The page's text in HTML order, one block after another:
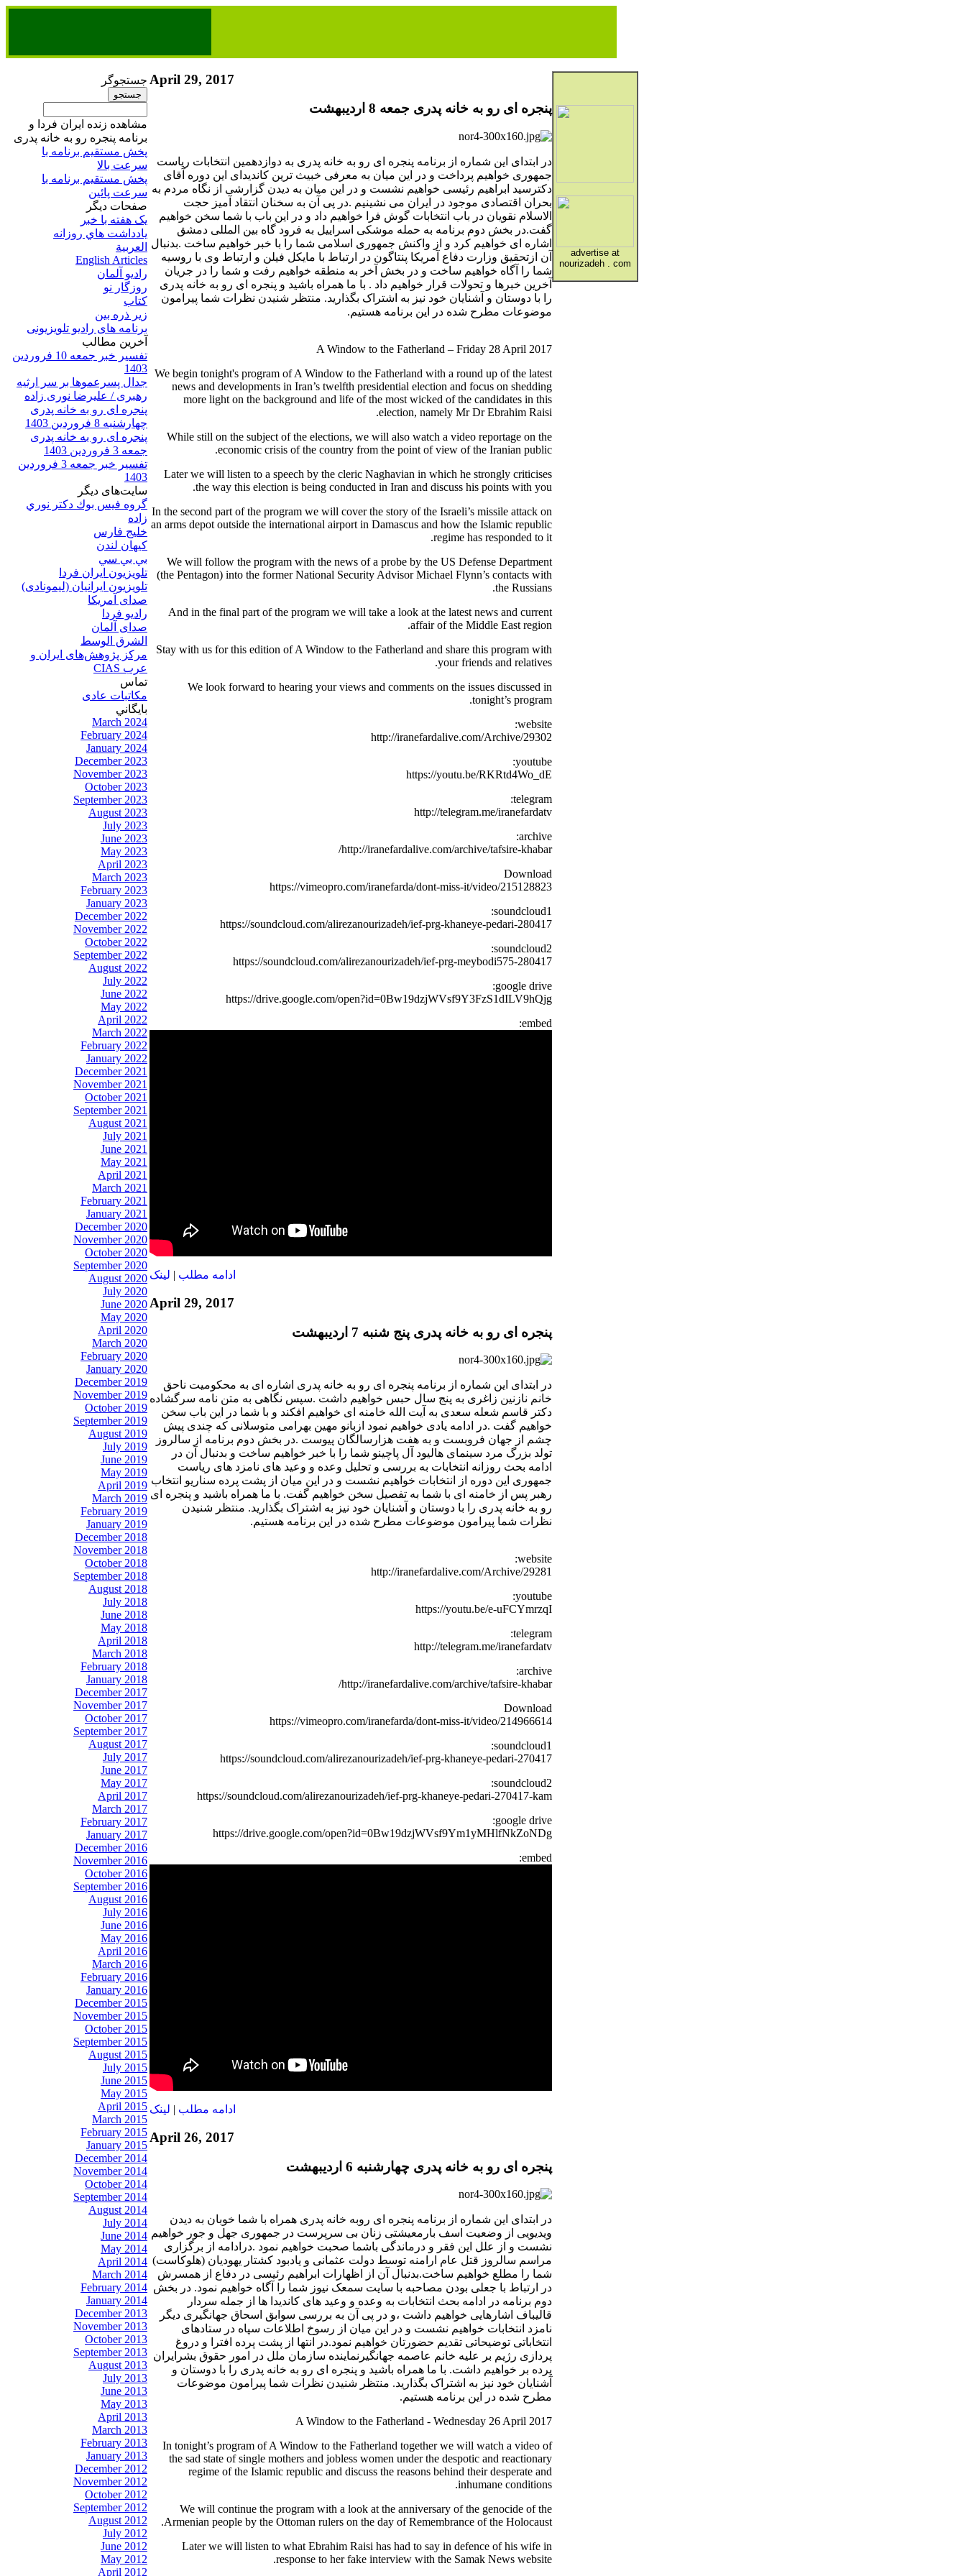
جستجوگر
مشاهده زنده ایران فردا و
برنامه پنجره رو به خانه پدری
پخش مستقیم برنامه‌ ​با
سرعت بالا
پخش مستقیم برنامه‌ ​با
سرعت پائین​
صفحات ديگر
يک هفته با خبر
يادداشت هاي روزانه
العربية
English Articles
راديو آلمان
روزگار نو
کتاب
زير ذره بين
برنامه های رادیو تلویزیونی
آخرين مطالب
تفسیر خبر جمعه 10 فروردین
1403
جدال پسرعموها بر سر ارثیه
رهبری / علیرضا نوری زاده
پنجره ای رو به خانه پدری
چهارشنبه 8 فروردین 1403
پنجره ای رو به خانه پدری
جمعه 3 فروردین 1403
تفسیر خبر جمعه 3 فروردین
1403
سایت‌های ديگر
گروه فيس بوك دكتر نوري
زاده
خلیج فارس
کيهان لندن
بي بي سي
تلویزیون ایران فردا
تلويزيون ايرانيان (ليمونادی)
صدای آمريکا
راديو فردا
صدای آلمان
الشرق الوسط
مرکز پژوهش‌های ايران و
عرب CIAS
تماس
مکاتبات عادی
بايگاني
March 2024
February 2024
January 2024
December 2023
November 2023
October 2023
September 2023
August 2023
July 2023
June 2023
May 2023
April 2023
March 2023
February 2023
January 2023
December 2022
November 2022
October 2022
September 2022
August 2022
July 2022
June 2022
May 2022
April 2022
March 2022
February 2022
January 2022
December 2021
November 2021
October 2021
September 2021
August 2021
July 2021
June 2021
May 2021
April 2021
March 2021
February 2021
January 2021
December 2020
November 2020
October 2020
September 2020
August 2020
July 2020
June 2020
May 2020
April 2020
March 2020
February 2020
January 2020
December 2019
November 2019
October 2019
September 2019
August 2019
July 2019
June 2019
May 2019
April 2019
March 2019
February 2019
January 2019
December 2018
November 2018
October 2018
September 2018
August 2018
July 2018
June 2018
May 2018
April 2018
March 2018
February 2018
January 2018
December 2017
November 2017
October 2017
September 2017
August 2017
July 2017
June 2017
May 2017
April 2017
March 2017
February 2017
January 2017
December 2016
November 2016
October 2016
September 2016
August 2016
July 2016
June 2016
May 2016
April 2016
March 2016
February 2016
January 2016
December 2015
November 2015
October 2015
September 2015
August 2015
July 2015
June 2015
May 2015
April 2015
March 2015
February 2015
January 2015
December 2014
November 2014
October 2014
September 2014
August 2014
July 2014
June 2014
May 2014
April 2014
March 2014
February 2014
January 2014
December 2013
November 2013
October 2013
September 2013
August 2013
July 2013
June 2013
May 2013
April 2013
March 2013
February 2013
January 2013
December 2012
November 2012
October 2012
September 2012
August 2012
July 2012
June 2012
May 2012
April 2012
April 29, 2017
پنجره ای رو به خانه پدری جمعه 8 اردیبهشت
در ابتدای این شماره از برنامه پنجره ای رو به خانه پدری به دوازدهمین انتخابات ریاست
جمهوری خواهیم پرداخت و در این میان به معرفی خبیث ترین کاندیدای این دوره آقای
دکترسید ابراهیم رئیسی خواهیم نشست و در این میان به دیدن گزارشی از نگاه مردم به
بحران اقتصادی موجود در ایران می نشینیم .در پی آن به سخنان انتقاد آمیز حجت
الاسلام نقویان در باب انتخابات گوش فرا خواهیم داد و در این باب با شما سخن خواهیم
گفت.در بخش دوم برنامه به حمله موشکی اسراییل به فرود گاه بین المللی دمشق
اشاره ای خواهیم کرد و از واکنش جمهوری اسلامی شما را با خبر خواهیم ساخت .بدنبال
آن ازتحقیق وزارت دفاع آمریکا پنتاگون در ارتباط با مایکل فیلن و ارتباط وی با روسیه
شما را آگاه خواهیم ساخت و در بخش آخر به منطقه خواهیم رفت و شما را در جریان
آخرین خبرها و تحولات قرار خواهیم داد . با ما همراه باشید و پنجره ای رو به خانه پدری
را با دوستان و آشنایان خود نیز به اشتراک بگذارید. منتظر شنیدن نظرات شما پیرامون
موضوعات مطرح شده در این برنامه هستیم.
A Window to the Fatherland – Friday 28 April 2017
We begin tonight's program of A Window to the Fatherland with a round up of the latest
news and developments in Iran’s twelfth presidential election and focus on shedding
more light on the background and life of the most wicked of the candidates in this
election, namely Mr Dr Ebrahim Raisi.
While still on the subject of the elections, we will also watch a video reportage on the
economic crisis of the country from the point of view of the Iranian public.
Later we will listen to a speech by the cleric Naghavian in which he strongly criticises
the way this election is being conducted in Iran and discuss his points with you.
In the second part of the program we will cover the story of the Israeli’s missile attack on
an arms depot outside the international airport in Damascus and how the Islamic republic
regime has responded to it.
We will follow the program with the news of a probe by the US Defense Department
(the Pentagon) into the former National Security Advisor Michael Flynn’s contacts with
the Russians.
And in the final part of the program we will take a look at the latest news and current
affair of the Middle East region.
Stay with us for this edition of A Window to the Fatherland and share this program with
your friends and relatives.
We look forward to hearing your views and comments on the issues discussed in
tonight’s program.
website:
http://iranefardalive.com/Archive/29302
youtube:
https://youtu.be/RKRtd4Wo_dE
telegram:
http://telegram.me/iranefardatv
archive:
http://iranefardalive.com/archive/tafsire-khabar/
Download
https://vimeopro.com/iranefarda/dont-miss-it/video/215128823
soundcloud1:
https://soundcloud.com/alirezanourizadeh/ief-prg-khaneye-pedari-280417
soundcloud2:
https://soundcloud.com/alirezanourizadeh/ief-prg-meybodi575-280417
google drive:
https://drive.google.com/open?id=0Bw19dzjWVsf9Y3FzS1dILV9hQjg
embed:
ادامه مطلب | لينک
April 29, 2017
پنجره ای رو به خانه پدری پنج شنبه 7 اردیبهشت
در ابتدای این شماره از برنامه پنجره ای رو به خانه پدری اشاره ای به محکومیت ناحق
خانم نازنین زاغری به پنج سال حبس خواهیم داشت .سپس نگاهی به متن نامه سرگشاده
دکتر قاسم شعله سعدی به آیت الله خامنه ای خواهیم افکند و با شما در این باب سخن
خواهیم گفت .در ادامه یادی خواهیم نمود ازبانو مهین بهرامی متوسلانی که چندی پیش
چشم از جهان فروبست و به هفت هزارسالگان پیوست .در بخش دوم برنامه از سالروز
تولد بزرگ مرد سینمای هالیود آل پاچینو شما را با خبر خواهیم ساخت و بدنبال آن در
ادامه بحث روزانه انتخابات به بررسی و تحلیل وعده و وعید های نامزد های ریاست
جمهوری این دوره از انتخابات خواهیم نشست و در این میان از پشت پرده سناریو انتخاب
رهبر پس از خامنه ای با شما به تفصیل سخن خواهیم گفت. با ما همراه باشید و پنجره ای
رو به خانه پدری را با دوستان و آشنایان خود نیز به اشتراک بگذارید. منتظر شنیدن
نظرات شما پیرامون موضوعات مطرح شده در این برنامه هستیم.
website:
http://iranefardalive.com/Archive/29281
youtube:
https://youtu.be/e-uFCYmrzqI
telegram:
http://telegram.me/iranefardatv
archive:
http://iranefardalive.com/archive/tafsire-khabar/
Download
https://vimeopro.com/iranefarda/dont-miss-it/video/214966614
soundcloud1:
https://soundcloud.com/alirezanourizadeh/ief-prg-khaneye-pedari-270417
soundcloud2:
https://soundcloud.com/alirezanourizadeh/ief-prg-khaneye-pedari-270417-kam
google drive:
https://drive.google.com/open?id=0Bw19dzjWVsf9Ym1yMHlfNkZoNDg
embed:
ادامه مطلب | لينک
April 26, 2017
پنجره ای رو به خانه پدری چهارشنبه 6 اردیبهشت
در ابتدای این شماره از برنامه پنجره ای روبه خانه پدری همراه با شما خوبان به دیدن
ویدیویی از وضعیت اسف بارمعیشتی زنان بی سرپرست در جمهوری جهل و جور خواهیم
نشست و از علل این فقر و درماندگی باشما صحبت خواهیم نمود .درادامه از برگزاری
مراسم سالروز قتل عام ارامنه توسط دولت عثمانی و یادبود کشتار یهودیان (هلوکاست)
شما را مطلع خواهیم ساخت.بدنبال آن از اظهارات ابراهیم رئیسی در دفاع از همسرش
در ارتباط با جعلی بودن مصاحبه با سایت سمعک نیوز شما را آگاه خواهیم نمود. در بخش
دوم برنامه در ادامه بحث انتخابات به وعده و وعید های کاندیدا ها از جمله سردار
قالیباف اشارهایی خواهیم داشت ،و در پی آن به بررسی سوابق اسحاق جهانگیری دیگر
نامزد انتخابات خواهیم نشست و در این میان از رسوخ اطلاعات سپاه در ستادهای
انتخاباتی توضیحاتی تقدیم حضورتان خواهیم نمود.در انتها از پشت پرده افترا و دروغ
پردازی رژیم بر علیه خانم عاصمه جهانگیرنماینده سازمان ملل در امور حقوق بشرایران
پرده بر خواهیم داشت. با ما همراه باشید و پنجره ای رو به خانه پدری را با دوستان و
آشنایان خود نیز به اشتراک بگذارید. منتظر شنیدن نظرات شما پیرامون موضوعات
مطرح شده در این برنامه هستیم.
A Window to the Fatherland - Wednesday 26 April 2017
In tonight’s program of A Window to the Fatherland together we will watch a video of
the sad state of single mothers and jobless women under the despotic and reactionary
regime of the Islamic republic and discuss the reasons behind their desperate and
inhumane conditions.
We will continue the program with a look at the anniversary of the genocide of the
Armenian people by the Ottoman rulers on the day of Remembrance of the Holocaust.
Later we will listen to what Ebrahim Raisi has had to say in defence of his wife in
response to her fake interview with the Samak News website.
advertise at
nourizadeh . com